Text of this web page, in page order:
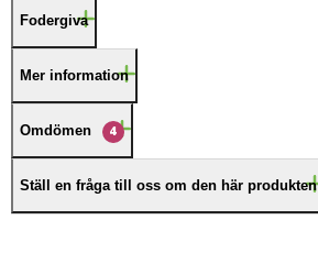
Fodergiva
Mer information
Omdömen 4
Ställ en fråga till oss om den här produkten